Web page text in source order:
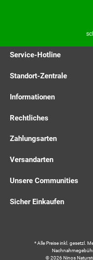
Service-Hotline
Standort-Zentrale
Informationen
Rechtliches
Zahlungsarten
Versandarten
Unsere Communities
Sicher Einkaufen
* Alle Preise inkl. gesetzl.
© 2026 Ninos